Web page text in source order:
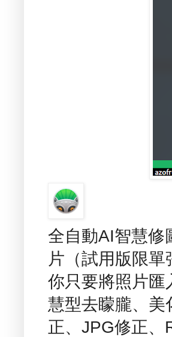
全自動AI智慧修
片（試用版限
你只要將照片匯
慧型去矇朧、美
正、JPG修正、